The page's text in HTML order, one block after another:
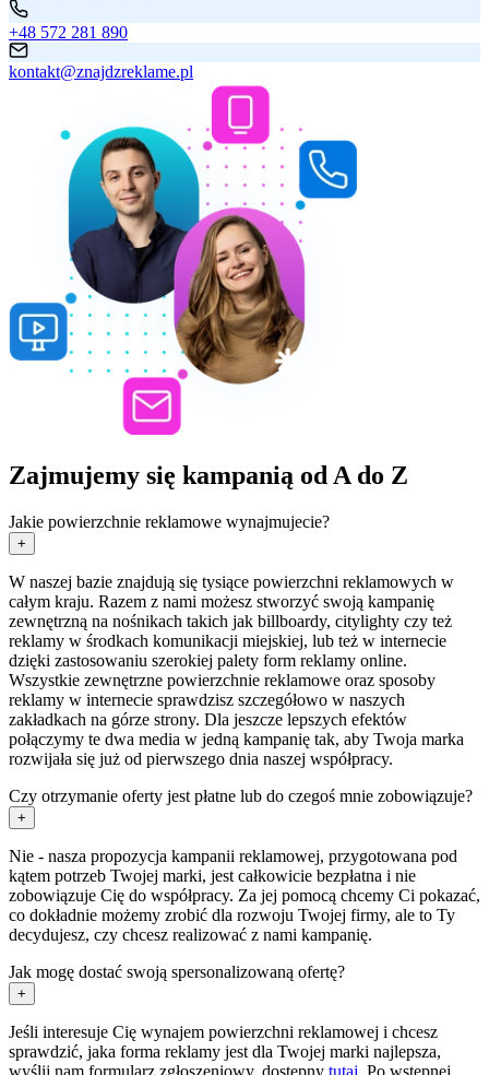
+48 572 281 890
kontakt@znajdzreklame.pl
Zajmujemy się kampanią od A do Z
Jakie powierzchnie reklamowe wynajmujecie?
+
W naszej bazie znajdują się tysiące powierzchni reklamowych w
całym kraju. Razem z nami możesz stworzyć swoją kampanię
zewnętrzną na nośnikach takich jak billboardy, citylighty czy też
reklamy w środkach komunikacji miejskiej, lub też w internecie
dzięki zastosowaniu szerokiej palety form reklamy online.
Wszystkie zewnętrzne powierzchnie reklamowe oraz sposoby
reklamy w internecie sprawdzisz szczegółowo w naszych
zakładkach na górze strony. Dla jeszcze lepszych efektów
połączymy te dwa media w jedną kampanię tak, aby Twoja marka
rozwijała się już od pierwszego dnia naszej współpracy.
Czy otrzymanie oferty jest płatne lub do czegoś mnie zobowiązuje?
+
Nie - nasza propozycja kampanii reklamowej, przygotowana pod
kątem potrzeb Twojej marki, jest całkowicie bezpłatna i nie
zobowiązuje Cię do współpracy. Za jej pomocą chcemy Ci pokazać,
co dokładnie możemy zrobić dla rozwoju Twojej firmy, ale to Ty
decydujesz, czy chcesz realizować z nami kampanię.
Jak mogę dostać swoją spersonalizowaną ofertę?
+
Jeśli interesuje Cię wynajem powierzchni reklamowej i chcesz
sprawdzić, jaka forma reklamy jest dla Twojej marki najlepsza,
wyślij nam formularz zgłoszeniowy, dostępny tutaj. Po wstępnej